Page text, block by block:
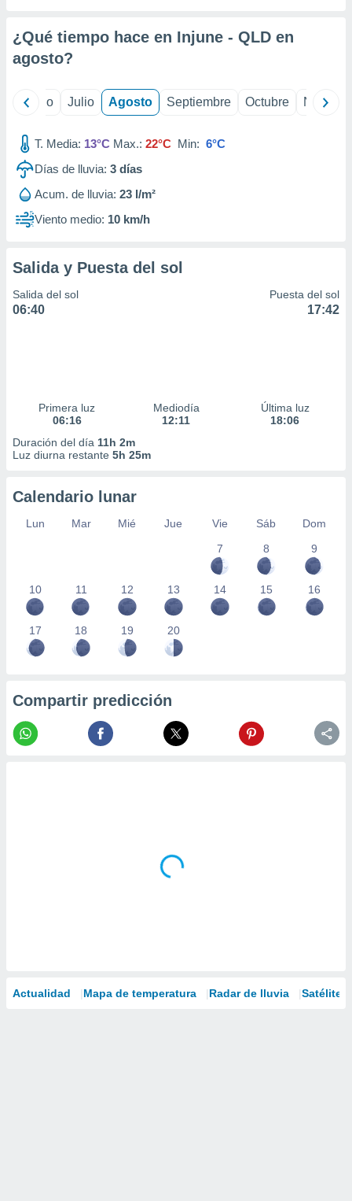
e
mediante
publicidad
publicidad
de
1199
¿Qué tiempo hace en Injune - QLD en
agosto?
Junio Julio Agosto Septiembre Octubre
T. Media: 13°C Max.: 22°C Min: 6°C
Días de lluvia: 3 días
Acum. de lluvia: 23 l/m²
Viento medio: 10 km/h
Salida y Puesta del sol
Salida del sol
06:40
Puesta del sol
17:42
Primera luz
06:16
Mediodía
12:11
Última luz
18:06
Duración del día 11h 2m
Luz diurna restante 5h 25m
Calendario lunar
Lun Mar Mié Jue Vie Sáb
Dom
7
8 9
10 11 12 13 14 15 16
17 18 19 20
Compartir predicción
Actualidad Mapa de temperatura Radar de lluvia Satélites